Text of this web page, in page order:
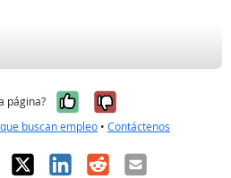
página? Sí, fue útil
No, no fue
buscan empleo • Contáctenos
X LinkedIn
RedditCorreo